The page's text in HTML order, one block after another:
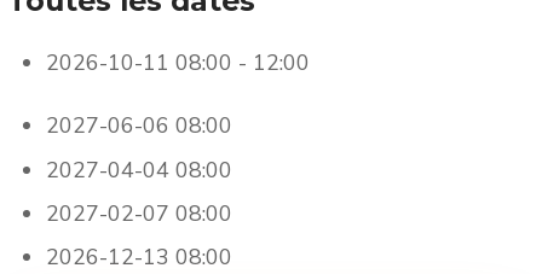
2026-10-11 08:00 - 12:00
2027-06-0608:00
2027-04-0408:00
2027-02-0708:00
2026-12-1308:00